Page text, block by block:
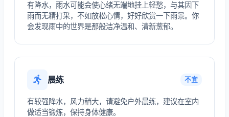
有降水，雨水可能会使心绪无端地挂上轻愁，与其因下
雨而无精打采，不如放松心情，好好欣赏一下雨景。你
会发现雨中的世界是那般洁净温和、清新葱郁。
晨练 不宜
有较强降水，风力稍大，请避免户外晨练，建议在室内
做适当锻炼，保持身体健康。